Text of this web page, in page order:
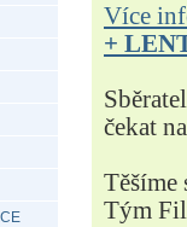
Více
+
čekat
Těšíme
Tým